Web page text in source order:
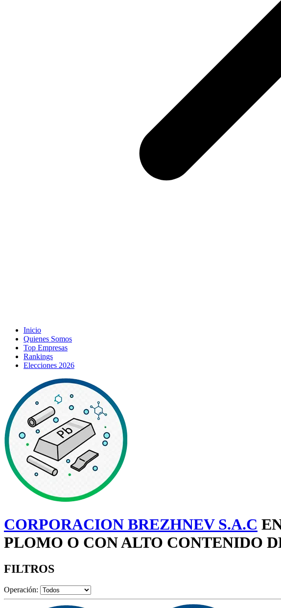
Inicio
Quienes Somos
Top Empresas
Rankings
Elecciones 2026
CORPORACION BREZHNEV S.A.C
PLOMO O CON ALTO CONTENIDO
FILTROS
Operación: